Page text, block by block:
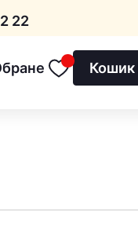
22
Кошик